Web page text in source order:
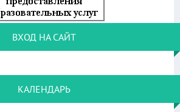
ВХОД НА САЙТ
КАЛЕНДАРЬ